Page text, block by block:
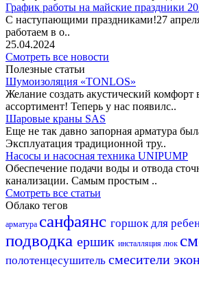
График работы на майские праздники
С наступающими праздниками!27
работаем в о..
25.04.2024
Смотреть все новости
Полезные статьи
Шумоизоляция «TONLOS»
Желание создать акустический
ассортимент! Теперь у нас появилс..
Шаровые краны SAS
Еще не так давно запорная арматура
Эксплуатация традиционной тру..
Насосы и насосная техника UNIPUMP
Обеспечение подачи воды и отвода
канализации. Самым простым ..
Смотреть все статьи
Облако тегов
арматура санфаянс горшок для
подводка ершик инсталляция люк
полотенцесушитель смесители